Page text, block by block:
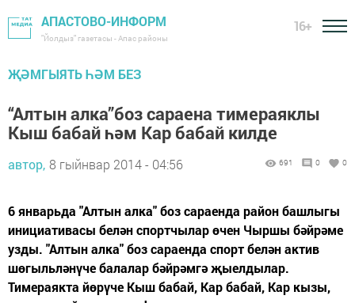
АПАСТОВО-ИНФОРМ
"Йолдыз" газетасы - Апас районы
16+
ҖӘМГЫЯТЬ ҺӘМ БЕЗ
“Алтын алка”боз сараена тимераяклы
Кыш бабай һәм Кар бабай килде
автор, 8 гыйнвар 2014 - 04:56 691 0 0
6 январьда "Алтын алка" боз сараенда район башлыгы
инициативасы белән спортчылар өчен Чыршы бәйрәме
узды. "Алтын алка" боз сараенда спорт белән актив
шөгыльләнүче балалар бәйрәмгә җыелдылар.
Тимераякта йөрүче Кыш бабай, Кар бабай, Кар кызы,